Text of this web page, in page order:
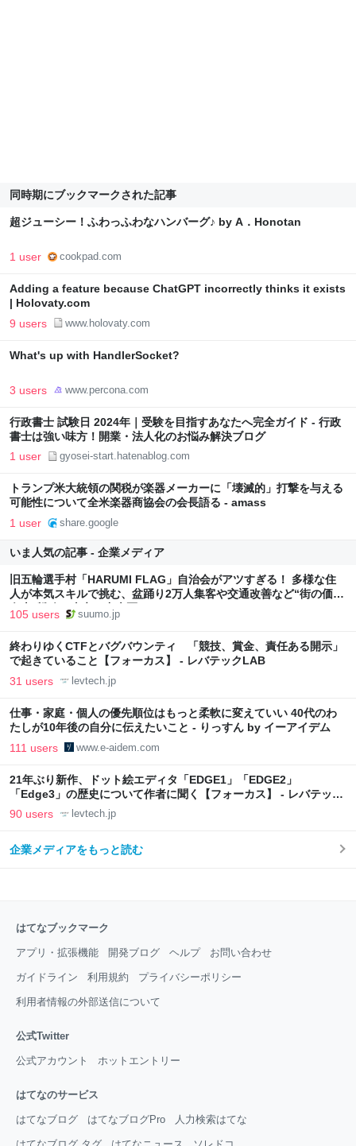
同時期にブックマークされた記事
超ジューシー！ふわっふわなハンバーグ♪ by A．Honotan
1 user cookpad.com
Adding a feature because ChatGPT incorrectly thinks it exists
| Holovaty.com
9 users www.holovaty.com
What's up with HandlerSocket?
3 users www.percona.com
行政書士 試験日 2024年｜受験を目指すあなたへ完全ガイド - 行政
書士は強い味方！開業・法人化のお悩み解決ブログ
1 user gyosei-start.hatenablog.com
トランプ米大統領の関税が楽器メーカーに「壊滅的」打撃を与える
可能性について全米楽器商協会の会長語る - amass
1 user share.google
いま人気の記事 - 企業メディア
旧五輪選手村「HARUMI FLAG」自治会がアツすぎる！ 多様な住
人が本気スキルで挑む、盆踊り2万人集客や交通改善など“街の価値
向上”戦略 東京・中央区
105 users suumo.jp
終わりゆくCTFとバグバウンティ 「競技、賞金、責任ある開示」
で起きていること【フォーカス】 - レバテックLAB
31 users levtech.jp
仕事・家庭・個人の優先順位はもっと柔軟に変えていい 40代のわ
たしが10年後の自分に伝えたいこと - りっすん by イーアイデム
111 users www.e-aidem.com
21年ぶり新作、ドット絵エディタ「EDGE1」「EDGE2」
「Edge3」の歴史について作者に聞く【フォーカス】 - レバテック
LAB
90 users levtech.jp
企業メディアをもっと読む
はてなブックマーク
アプリ・拡張機能 開発ブログ ヘルプ お問い合わせ
ガイドライン 利用規約 プライバシーポリシー
利用者情報の外部送信について
公式Twitter
公式アカウント ホットエントリー
はてなのサービス
はてなブログ はてなブログPro 人力検索はてな